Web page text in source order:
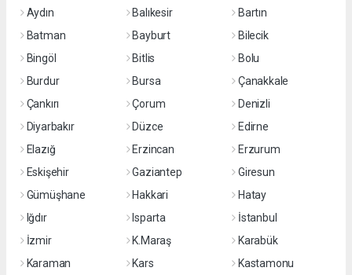
Aydın
Balıkesir
Bartın
Batman
Bayburt
Bilecik
Bingöl
Bitlis
Bolu
Burdur
Bursa
Çanakkale
Çankırı
Çorum
Denizli
Diyarbakır
Düzce
Edirne
Elazığ
Erzincan
Erzurum
Eskişehir
Gaziantep
Giresun
Gümüşhane
Hakkari
Hatay
Iğdır
Isparta
İstanbul
İzmir
K.Maraş
Karabük
Karaman
Kars
Kastamonu